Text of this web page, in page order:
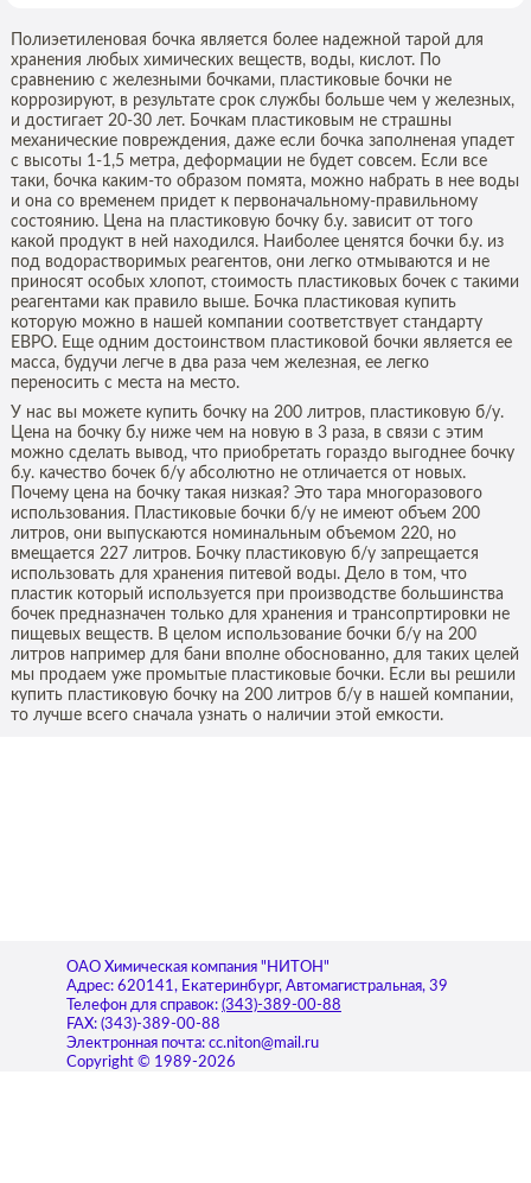
Полиэетиленовая бочка является более надежной тарой для
хранения любых химических веществ, воды, кислот. По
сравнению с железными бочками, пластиковые бочки не
коррозируют, в результате срок службы больше чем у железных,
и достигает 20-30 лет. Бочкам пластиковым не страшны
механические повреждения, даже если бочка заполненая упадет
с высоты 1-1,5 метра, деформации не будет совсем. Если все
таки, бочка каким-то образом помята, можно набрать в нее воды
и она со временем придет к первоначальному-правильному
состоянию. Цена на пластиковую бочку б.у. зависит от того
какой продукт в ней находился. Наиболее ценятся бочки б.у. из
под водорастворимых реагентов, они легко отмываются и не
приносят особых хлопот, стоимость пластиковых бочек с такими
реагентами как правило выше. Бочка пластиковая купить
которую можно в нашей компании соответствует стандарту
ЕВРО. Еще одним достоинством пластиковой бочки является ее
масса, будучи легче в два раза чем железная, ее легко
переносить с места на место.
У нас вы можете купить бочку на 200 литров, пластиковую б/у.
Цена на бочку б.у ниже чем на новую в 3 раза, в связи с этим
можно сделать вывод, что приобретать гораздо выгоднее бочку
б.у. качество бочек б/у абсолютно не отличается от новых.
Почему цена на бочку такая низкая? Это тара многоразового
использования. Пластиковые бочки б/у не имеют объем 200
литров, они выпускаются номинальным объемом 220, но
вмещается 227 литров. Бочку пластиковую б/у запрещается
использовать для хранения питевой воды. Дело в том, что
пластик который используется при производстве большинства
бочек предназначен только для хранения и трансопртировки не
пищевых веществ. В целом использование бочки б/у на 200
литров например для бани вполне обоснованно, для таких целей
мы продаем уже промытые пластиковые бочки. Если вы решили
купить пластиковую бочку на 200 литров б/у в нашей компании,
то лучше всего сначала узнать о наличии этой емкости.
ОАО Химическая компания "НИТОН"
Адрес: 620141, Екатеринбург, Автомагистральная, 39
Телефон для справок: (343)-389-00-88
FAX: (343)-389-00-88
Электронная почта: cc.niton@mail.ru
Copyright © 1989-2026